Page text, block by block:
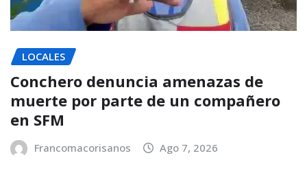
LOCALES
Conchero denuncia amenazas de
muerte por parte de un compañero
en SFM
Francomacorisanos Ago 7, 2026